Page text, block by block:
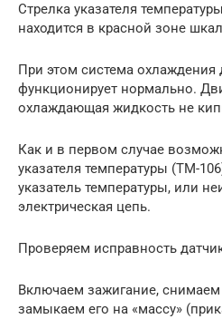
Стрелка указателя
находится в красной зоне
При этом система охлаждения
функционирует нормально.
охлаждающая жидкость не
Как и в первом случае
указателя температуры (ТМ-
указатель температуры, или
электрическая цепь.
Проверяем исправность
Включаем зажигание, снимаем
замыкаем его на «массу»